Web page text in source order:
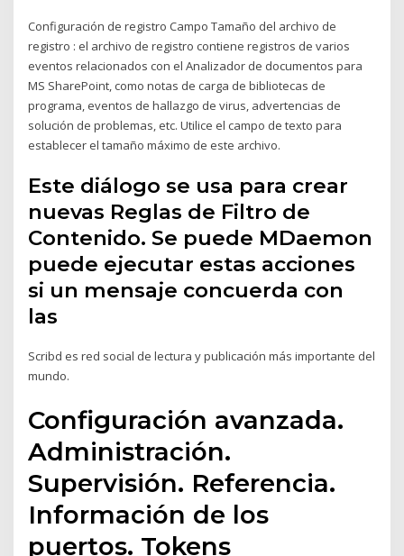
Configuración de registro Campo Tamaño del archivo de
registro : el archivo de registro contiene registros de varios
eventos relacionados con el Analizador de documentos para
MS SharePoint, como notas de carga de bibliotecas de
programa, eventos de hallazgo de virus, advertencias de
solución de problemas, etc. Utilice el campo de texto para
establecer el tamaño máximo de este archivo.
Este diálogo se usa para crear
nuevas Reglas de Filtro de
Contenido. Se puede MDaemon
puede ejecutar estas acciones
si un mensaje concuerda con
las
Scribd es red social de lectura y publicación más importante del
mundo.
Configuración avanzada.
Administración.
Supervisión. Referencia.
Información de los
puertos. Tokens